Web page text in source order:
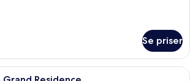
Se priser
Et hotelværelse med en seng, et